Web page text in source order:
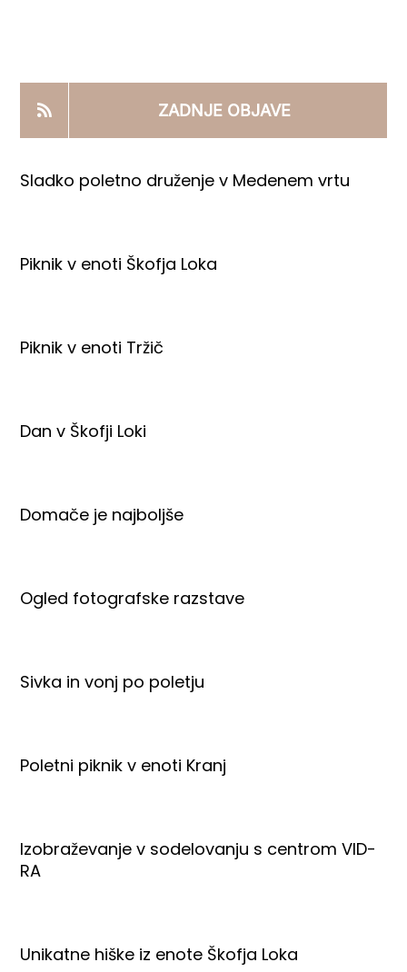
PRODAJNI IZDELKI
AKTUALNO
ZADNJE OBJAVE
Sladko poletno druženje v Medenem vrtu
Piknik v enoti Škofja Loka
Piknik v enoti Tržič
Dan v Škofji Loki
Domače je najboljše
Ogled fotografske razstave
Sivka in vonj po poletju
Poletni piknik v enoti Kranj
Izobraževanje v sodelovanju s centrom VID-
RA
Unikatne hiške iz enote Škofja Loka